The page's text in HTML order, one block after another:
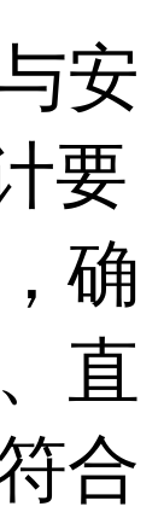
安
要
确
直
合